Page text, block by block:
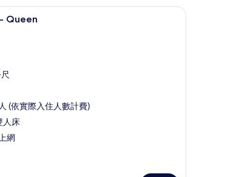
Queen
分
(依實際入住人數計費)
人床
網